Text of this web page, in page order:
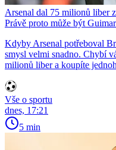
Arsenal dal 75 milionů liber
Právě proto může být
Kdyby Arsenal potřeboval
smysl velmi snadno. Chybí
milionů liber a koupíte
Vše o sportu
dnes, 17:21
5 min